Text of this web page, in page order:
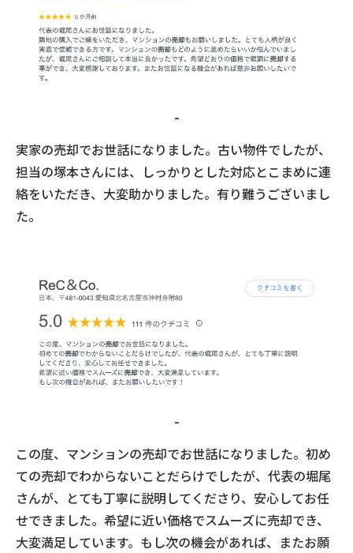
-
実家の売却でお世話になりました。古い物件でしたが、
担当の塚本さんには、しっかりとした対応とこまめに連
絡をいただき、大変助かりました。有り難うございまし
た。
-
この度、マンションの売却でお世話になりました。初め
ての売却でわからないことだらけでしたが、代表の堀尾
さんが、とても丁寧に説明してくださり、安心してお任
せできました。希望に近い価格でスムーズに売却でき、
大変満足しています。もし次の機会があれば、またお願